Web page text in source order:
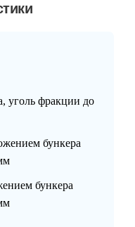
уголь фракции до
бункера
бункера